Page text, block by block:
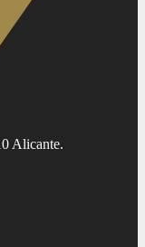
Alicante.